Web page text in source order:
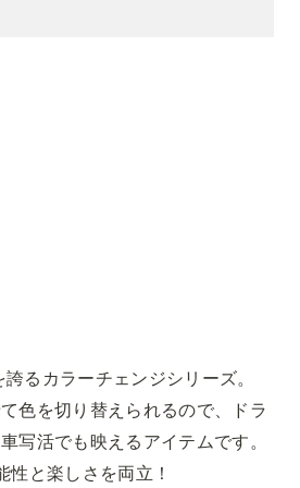
るカラーチェンジシリーズ。
色を切り替えられるので、ドラ
写活でも映えるアイテムです。
性と楽しさを両立！